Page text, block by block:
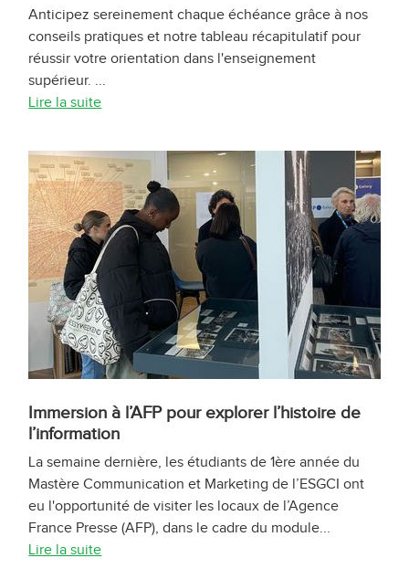
Anticipez sereinement chaque échéance grâce à nos
conseils pratiques et notre tableau récapitulatif pour
réussir votre orientation dans l'enseignement
supérieur. ...
Lire la suite
Immersion à l’AFP pour explorer l’histoire de
l’information
La semaine dernière, les étudiants de 1ère année du
Mastère Communication et Marketing de l’ESGCI ont
eu l'opportunité de visiter les locaux de l’Agence
France Presse (AFP), dans le cadre du module...
Lire la suite